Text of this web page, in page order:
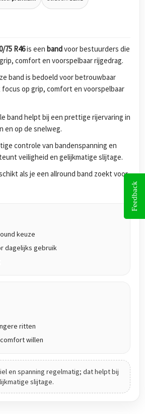
75 R46is een bandvoor bestuurders die
comfort en voorspelbaar rijgedrag.
band is bedoeld voor betrouwbaar
op grip, comfort en voorspelbaar
band helpt bij een prettige rijervaring in
en op de snelweg.
controle van bandenspanning en
veiligheid en gelijkmatige slijtage.
als je een allround band zoekt voor
keuze
dagelijks gebruik
ritten
willen
en spanning regelmatig; dat helpt bij
slijtage.
Feedback